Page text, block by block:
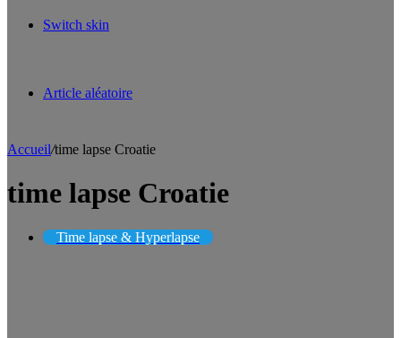
Switch skin
Article aléatoire
Accueil/time lapse Croatie
time lapse Croatie
Time lapse & Hyperlapse